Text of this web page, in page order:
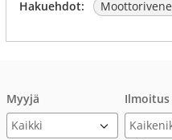
Hakuehdot: Moottorivene
Myyjä Ilmoitus